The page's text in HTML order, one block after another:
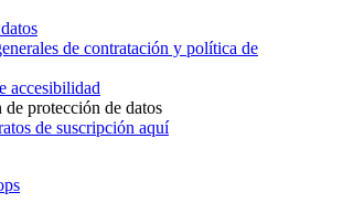
de contratación y política de
accesibilidad
protección de datos
de suscripción aquí